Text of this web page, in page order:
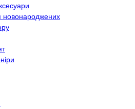
новонароджених